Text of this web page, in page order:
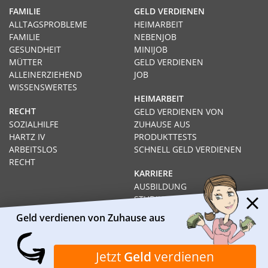
GELD VERDIENEN
HEIMARBEIT
NEBENJOB
MINIJOB
GELD VERDIENEN
JOB
HEIMARBEIT
GELD VERDIENEN VON
ZUHAUSE AUS
PRODUKTTESTS
SCHNELL GELD VERDIENEN
KARRIERE
AUSBILDUNG
STUDIUM
FERNSTUDIUM
GEHÄLTER
FAMILIE
ALLTAGSPROBLEME
FAMILIE
GESUNDHEIT
MÜTTER
ALLEINERZIEHEND
WISSENSWERTES
RECHT
SOZIALHILFE
HARTZ IV
ARBEITSLOS
RECHT
Impressum Datenschutz Kontakt
Über Heimarbeit.de
Geld verdienen von Zuhause aus
Jetzt Geld verdienen